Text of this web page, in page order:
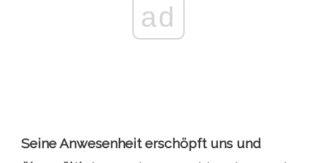
ad
Seine Anwesenheit erschöpft uns und